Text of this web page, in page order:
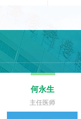
王艺萍
主任医师